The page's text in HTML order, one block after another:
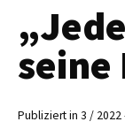
seine
Publiziert in 3 / 2022